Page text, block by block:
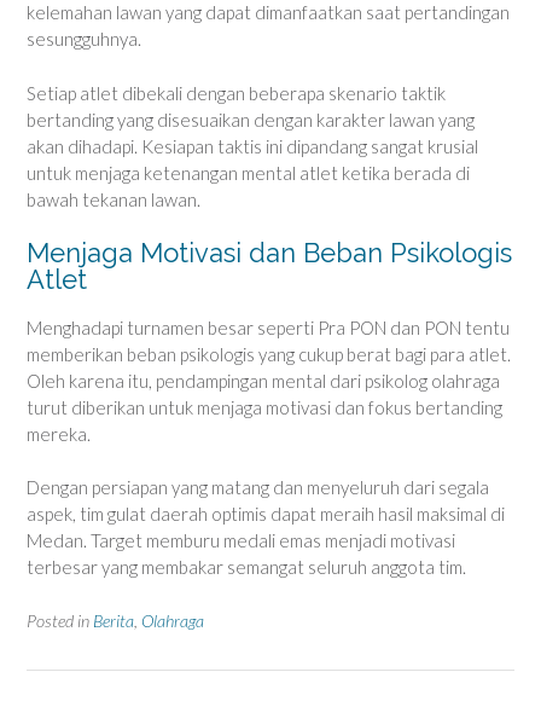
kelemahan lawan yang dapat dimanfaatkan saat pertandingan
sesungguhnya.
Setiap atlet dibekali dengan beberapa skenario taktik
bertanding yang disesuaikan dengan karakter lawan yang
akan dihadapi. Kesiapan taktis ini dipandang sangat krusial
untuk menjaga ketenangan mental atlet ketika berada di
bawah tekanan lawan.
Menjaga Motivasi dan Beban Psikologis
Atlet
Menghadapi turnamen besar seperti Pra PON dan PON tentu
memberikan beban psikologis yang cukup berat bagi para atlet.
Oleh karena itu, pendampingan mental dari psikolog olahraga
turut diberikan untuk menjaga motivasi dan fokus bertanding
mereka.
Dengan persiapan yang matang dan menyeluruh dari segala
aspek, tim gulat daerah optimis dapat meraih hasil maksimal di
Medan. Target memburu medali emas menjadi motivasi
terbesar yang membakar semangat seluruh anggota tim.
Posted in Berita Olahraga